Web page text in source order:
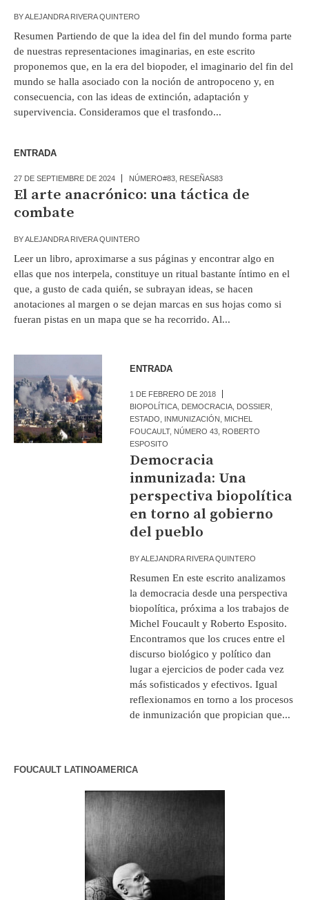
BYALEJANDRA RIVERA QUINTERO
Resumen Partiendo de que la idea del fin del mundo forma parte
de nuestras representaciones imaginarias, en este escrito
proponemos que, en la era del biopoder, el imaginario del fin del
mundo se halla asociado con la noción de antropoceno y, en
consecuencia, con las ideas de extinción, adaptación y
supervivencia. Consideramos que el trasfondo...
ENTRADA
27 DE SEPTIEMBRE DE 2024 NÚMERO#83 RESEÑAS83
El arte anacrónico: una táctica de
combate
BYALEJANDRA RIVERA QUINTERO
Leer un libro, aproximarse a sus páginas y encontrar algo en
ellas que nos interpela, constituye un ritual bastante íntimo en el
que, a gusto de cada quién, se subrayan ideas, se hacen
anotaciones al margen o se dejan marcas en sus hojas como si
fueran pistas en un mapa que se ha recorrido. Al...
ENTRADA
1 DE FEBRERO DE 2018
BIOPOLÍTICA DEMOCRACIA DOSSIER
ESTADO
INMUNIZACIÓN
MICHEL
FOUCAULT, NÚMERO 43 ROBERTO
ESPOSITO
Democracia
inmunizada: Una
perspectiva biopolítica
en torno al gobierno
del pueblo
BYALEJANDRA RIVERA QUINTERO
Resumen En este escrito analizamos
la democracia desde una perspectiva
biopolítica, próxima a los trabajos de
Michel Foucault y Roberto Esposito.
Encontramos que los cruces entre el
discurso biológico y político dan
lugar a ejercicios de poder cada vez
más sofisticados y efectivos. Igual
reflexionamos en torno a los procesos
de inmunización que propician que...
FOUCAULT LATINOAMERICA